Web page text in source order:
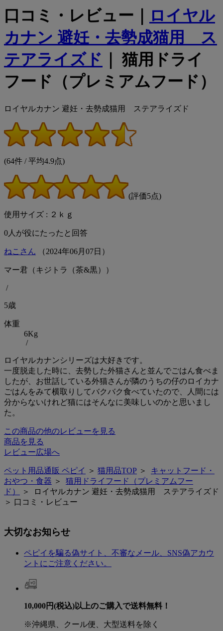
口コミ・レビュー｜
ロイヤル
カナン 避妊・去勢成猫用 ス
テアライズド ｜ 猫用ドライ
フード（プレミアムフード）
ロイヤルカナン 避妊・去勢成猫用 ステアライズド
(64件 / 平均4.9点)
(評価5点)
使用サイズ : ２ｋｇ
0 人が役にたったと回答
ねこさん （2024年06月 07日）
マー君（キジトラ（茶&黒））
/
5歳
体重
6Kg
/
ロイヤルカナンシリーズは大好きです。
一度脱走した時に、去勢した外猫さんと並んでごはん食べま
したが、お世話している外猫さんが隣のうちの仔のロイカナ
ごはんをみて横取りしてバクバク食べていたので、人間には
分からないけれど猫にはそんなに美味しいのかと思いまし
た。
この商品の他のレビューを見る
商品を見る
レビュー広場へ
ペット用品通販 ペピイ ＞ 猫用品TOP ＞ キャットフード・
おやつ・食器 ＞ 猫用ドライフード（プレミアムフー
ド）
＞ ロイヤルカナン 避妊・去勢成猫用 ステアライズド
＞ 口コミ・レビュー
大切なお知らせ
ペピイを騙る偽サイト、不審なメール、SNS偽アカウ
ントにご注意ください。
10,000円(税込)以上のご購入で送料無料！
※沖縄県、クール便、大型送料を除く